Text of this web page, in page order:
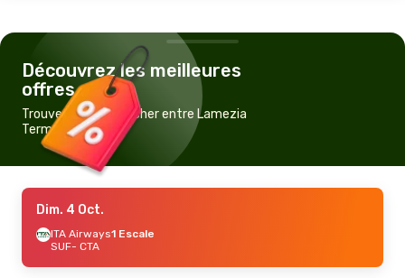
Découvrez les meilleures
offres
Trouvez un vol pas cher entre Lamezia
Terme et Catane
Dim. 4 Oct.
ITA Airways1 Escale
SUF- CTA